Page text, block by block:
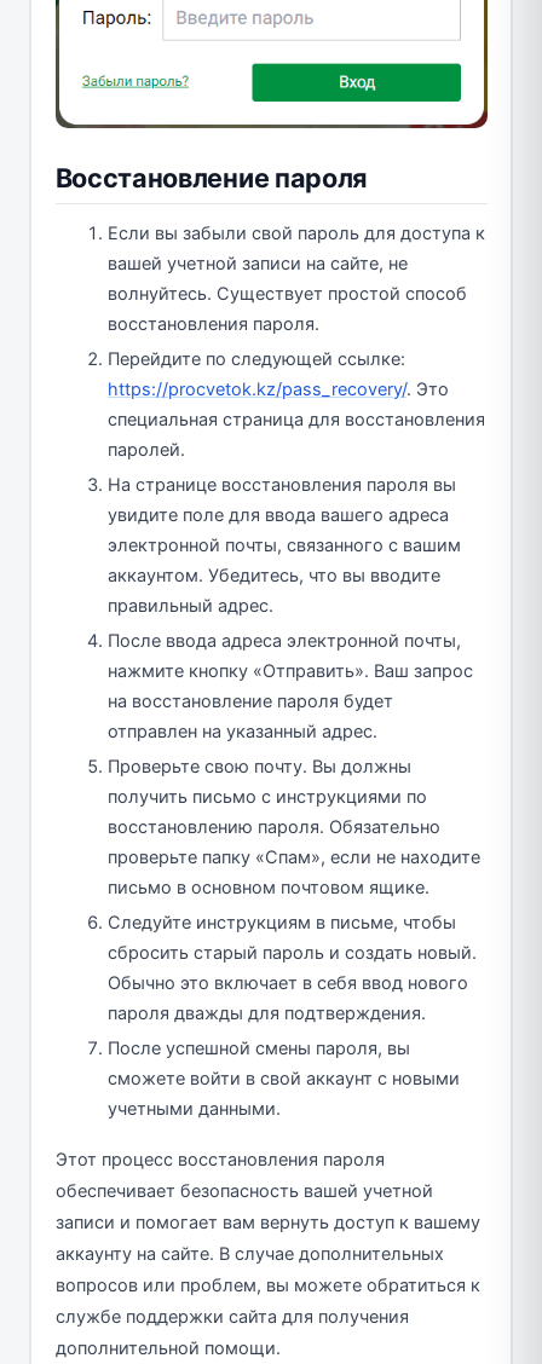
Восстановление пароля
Если вы забыли свой пароль для доступа к
вашей учетной записи на сайте, не
волнуйтесь. Существует простой способ
восстановления пароля.
Перейдите по следующей ссылке:
https://procvetok.kz/pass_recovery/. Это
специальная страница для восстановления
паролей.
На странице восстановления пароля вы
увидите поле для ввода вашего адреса
электронной почты, связанного с вашим
аккаунтом. Убедитесь, что вы вводите
правильный адрес.
После ввода адреса электронной почты,
нажмите кнопку «Отправить». Ваш запрос
на восстановление пароля будет
отправлен на указанный адрес.
Проверьте свою почту. Вы должны
получить письмо с инструкциями по
восстановлению пароля. Обязательно
проверьте папку «Спам», если не находите
письмо в основном почтовом ящике.
Следуйте инструкциям в письме, чтобы
сбросить старый пароль и создать новый.
Обычно это включает в себя ввод нового
пароля дважды для подтверждения.
После успешной смены пароля, вы
сможете войти в свой аккаунт с новыми
учетными данными.
Этот процесс восстановления пароля
обеспечивает безопасность вашей учетной
записи и помогает вам вернуть доступ к вашему
аккаунту на сайте. В случае дополнительных
вопросов или проблем, вы можете обратиться к
службе поддержки сайта для получения
дополнительной помощи.